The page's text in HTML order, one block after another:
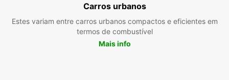
Carros urbanos
Estes variam entre carros urbanos compactos e eficientes em
termos de combustível
Mais info